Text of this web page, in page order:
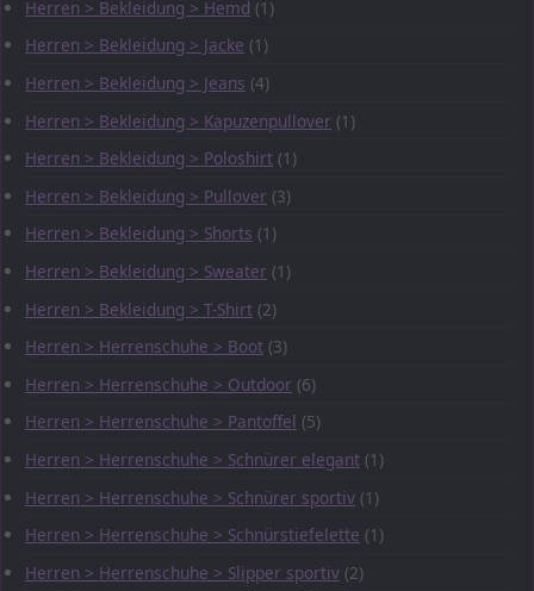
Herren > Bekleidung > Hemd (1)
Herren > Bekleidung > Jacke (1)
Herren > Bekleidung > Jeans (4)
Herren > Bekleidung > Kapuzenpullover (1)
Herren > Bekleidung > Poloshirt (1)
Herren > Bekleidung > Pullover (3)
Herren > Bekleidung > Shorts (1)
Herren > Bekleidung > Sweater (1)
Herren > Bekleidung > T-Shirt (2)
Herren > Herrenschuhe > Boot (3)
Herren > Herrenschuhe > Outdoor (6)
Herren > Herrenschuhe > Pantoffel (5)
Herren > Herrenschuhe > Schnürer elegant (1)
Herren > Herrenschuhe > Schnürer sportiv (1)
Herren > Herrenschuhe > Schnürstiefelette (1)
Herren > Herrenschuhe > Slipper sportiv (2)